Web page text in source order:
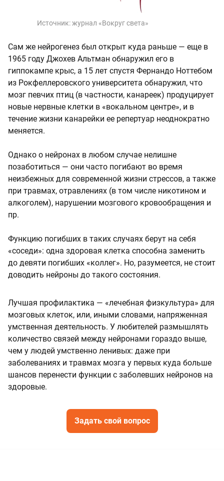
Источник:журнал «Вокруг света»
Сам же нейрогенез был открыт куда раньше — еще в
1965 году Джохев Альтман обнаружил его в
гиппокампе крыс, а 15 лет спустя Фернандо Ноттебом
из Рокфеллеровского университета обнаружил, что
мозг певчих птиц (в частности, канареек) продуцирует
новые нервные клетки в «вокальном центре», и в
течение жизни канарейки ее репертуар неоднократно
меняется.
Однако о нейронах в любом случае нелишне
позаботиться — они часто погибают во время
неизбежных для современной жизни стрессов, а также
при травмах, отравлениях (в том числе никотином и
алкоголем), нарушении мозгового кровообращения и
пр.
Функцию погибших в таких случаях берут на себя
«соседи»: одна здоровая клетка способна заменить
до девяти погибших «коллег». Но, разумеется, не стоит
доводить нейроны до такого состояния.
Лучшая профилактика — «лечебная физкультура» для
мозговых клеток, или, иными словами, напряженная
умственная деятельность. У любителей размышлять
количество связей между нейронами гораздо выше,
чем у людей умственно ленивых: даже при
заболеваниях и травмах мозга у первых куда больше
шансов перенести функции с заболевших нейронов на
здоровые.
Задать свой вопрос